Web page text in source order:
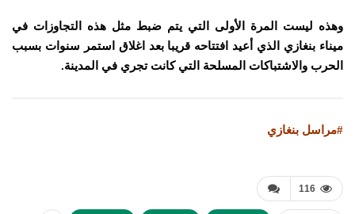
وهذه ليست المرة الأولى التي يتم ضبط مثل هذه التجاوزات في
ميناء بنغازي الذي أعيد افتتاحه قريبا بعد اغلاق استمر سنوات بسبب
الحرب والاشتباكات المسلحة التي كانت تجري في المدينة.
#مراسل بنغازي
116